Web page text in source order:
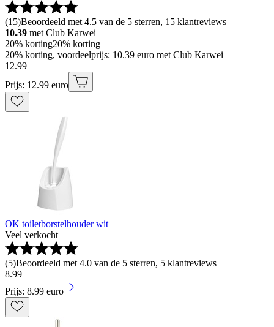
(15)Beoordeeld met 4.5 van de 5 sterren, 15 klantreviews
10.39 met Club Karwei
20% korting20% korting
20% korting, voordeelprijs: 10.39 euro met Club Karwei
12.99
Prijs: 12.99 euro
OK toiletborstelhouder wit
Veel verkocht
(5)Beoordeeld met 4.0 van de 5 sterren, 5 klantreviews
8.99
Prijs: 8.99 euro